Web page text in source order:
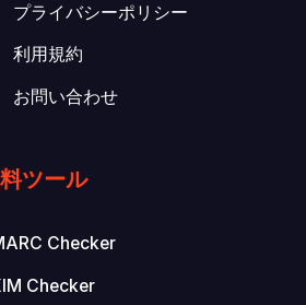
プライバシーポリシー
利用規約
お問い合わせ
ツール
Checker
Checker